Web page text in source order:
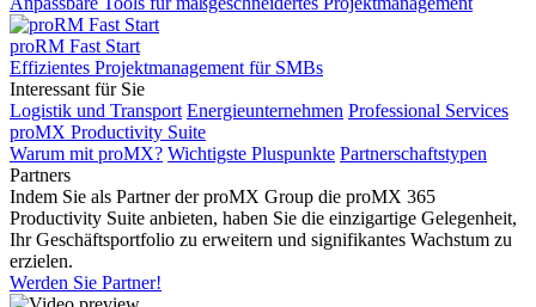
proRM Fast Start
Effizientes Projektmanagement für SMBs
Interessant für Sie
Logistik und Transport Energieunternehmen Professional Services
proMX Productivity Suite
Warum mit proMX? Wichtigste Pluspunkte Partnerschaftstypen
Partners
Indem Sie als Partner der proMX Group die proMX 365
Productivity Suite anbieten, haben Sie die einzigartige Gelegenheit,
Ihr Geschäftsportfolio zu erweitern und signifikantes Wachstum zu
erzielen.
Werden Sie Partner!